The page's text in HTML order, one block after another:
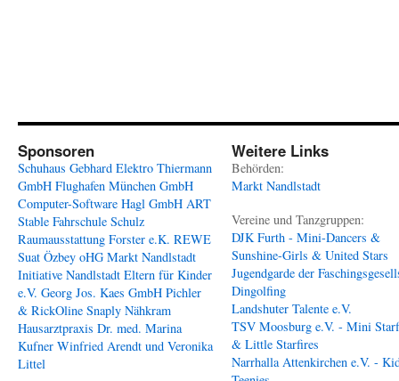
Sponsoren
Schuhaus Gebhard Elektro Thiermann
GmbH Flughafen München GmbH
Computer-Software Hagl GmbH ART
Stable Fahrschule Schulz
Raumausstattung Forster e.K. REWE
Suat Özbey oHG Markt Nandlstadt
Initiative Nandlstadt Eltern für Kinder
e.V. Georg Jos. Kaes GmbH Pichler
& RickOline Snaply Nähkram
Hausarztpraxis Dr. med. Marina
Kufner Winfried Arendt und Veronika
Littel
Weitere Links
Behörden:
Markt Nandlstadt
Vereine und Tanzgruppen:
DJK Furth - Mini-Dancers &
Sunshine-Girls & United Stars
Jugendgarde der
Dingolfing
Landshuter Talente e.V.
TSV Moosburg e.V. - Mini
& Little Starfires
Narrhalla Attenkirchen e.V. -